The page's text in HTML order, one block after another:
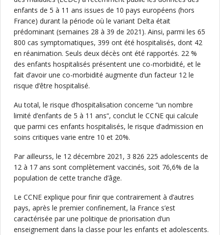
enfants de 5 à 11 ans issues de 10 pays européens (hors
France) durant la période où le variant Delta était
prédominant (semaines 28 à 39 de 2021). Ainsi, parmi les 65
800 cas symptomatiques, 399 ont été hospitalisés, dont 42
en réanimation. Seuls deux décès ont été rapportés. 22 %
des enfants hospitalisés présentent une co-morbidité, et le
fait d’avoir une co-morbidité augmente d’un facteur 12 le
risque d’être hospitalisé.
Au total, le risque d’hospitalisation concerne “un nombre
limité d’enfants de 5 à 11 ans“, conclut le CCNE qui calcule
que parmi ces enfants hospitalisés, le risque d’admission en
soins critiques varie entre 10 et 20%.
Par ailleurss, le 12 décembre 2021, 3 826 225 adolescents de
12 à 17 ans sont complètement vaccinés, soit 76,6% de la
population de cette tranche d’âge.
Le CCNE explique pour finir que contrairement à d’autres
pays, après le premier confinement, la France s’est
caractérisée par une politique de priorisation d’un
enseignement dans la classe pour les enfants et adolescents.